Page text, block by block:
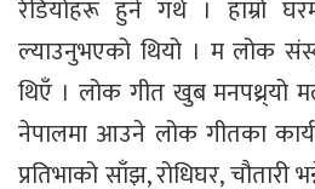
रेडियोहरू हुने गर्थे । हाम्रो
ल्याउनुभएको थियो । म लोक
थिएँ । लोक गीत खुब मनपथ्र्यो
नेपालमा आउने लोक गीतका
प्रतिभाको साँझ, रोधिघर, चौतारी